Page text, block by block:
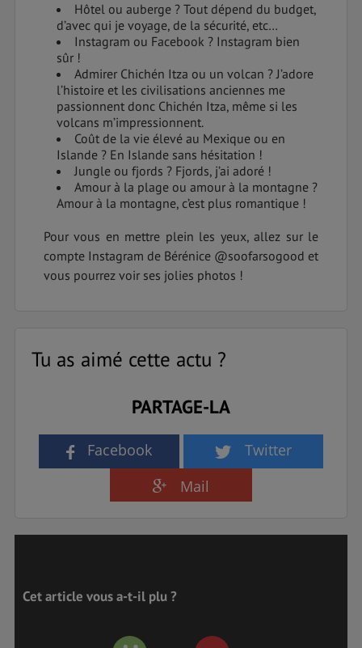
Hôtel ou auberge ? Tout dépend du budget,
d’avec qui je voyage, de la sécurité, etc…
Instagram ou Facebook ? Instagram bien
sûr !
Admirer Chichén Itza ou un volcan ? J’adore
l’histoire et les civilisations anciennes me
passionnent donc Chichén Itza, même si les
volcans m’impressionnent.
Coût de la vie élevé au Mexique ou en
Islande ? En Islande sans hésitation !
Jungle ou fjords ? Fjords, j’ai adoré !
Amour à la plage ou amour à la montagne ?
Amour à la montagne, c’est plus romantique !
Pour vous en mettre plein les yeux, allez sur le
compte Instagram de Bérénice @soofarsogood et
vous pourrez voir ses jolies photos !
Tu as aimé cette actu ?
PARTAGE-LA
Facebook
Twitter
Mail
Cet article vous a-t-il plu ?